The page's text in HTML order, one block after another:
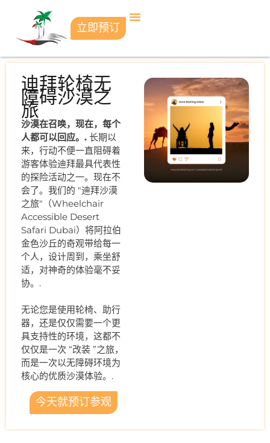
立即预订
迪拜轮椅无
障碍沙漠之
旅
沙漠在召唤，现在，每个
人都可以回应。. 长期以
来，行动不便一直阻碍着
游客体验迪拜最具代表性
的探险活动之一。现在不
会了。我们的 "迪拜沙漠
之旅"（Wheelchair
Accessible Desert
Safari Dubai）将阿拉伯
金色沙丘的奇观带给每一
个人，设计周到，乘坐舒
适，对神奇的体验毫不妥
协。.
无论您是使用轮椅、助行
器，还是仅仅需要一个更
具支持性的环境，这都不
仅仅是一次 “改装 ”之旅，
而是一次以无障碍环境为
核心的优质沙漠体验。.
今天就预订参观